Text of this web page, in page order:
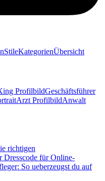
StileKategorienÜbersicht
ProfilbildGeschäftsführer
Arzt ProfilbildAnwalt
richtigen
Dresscode für Online-
So ueberzeugst du auf